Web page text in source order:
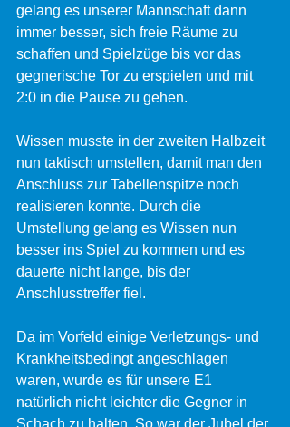
gelang es unserer Mannschaft dann
immer besser, sich freie Räume zu
schaffen und Spielzüge bis vor das
gegnerische Tor zu erspielen und mit
2:0 in die Pause zu gehen.
Wissen musste in der zweiten Halbzeit
nun taktisch umstellen, damit man den
Anschluss zur Tabellenspitze noch
realisieren konnte. Durch die
Umstellung gelang es Wissen nun
besser ins Spiel zu kommen und es
dauerte nicht lange, bis der
Anschlusstreffer fiel.
Da im Vorfeld einige Verletzungs- und
Krankheitsbedingt angeschlagen
waren, wurde es für unsere E1
natürlich nicht leichter die Gegner in
Schach zu halten. So war der Jubel der